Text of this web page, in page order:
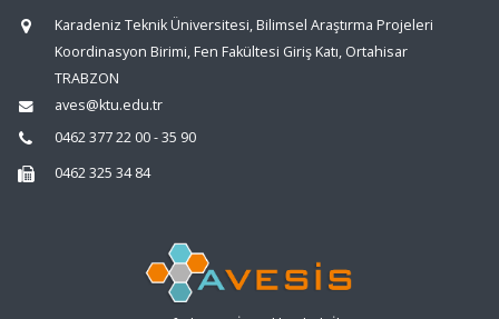
Karadeniz Teknik Üniversitesi, Bilimsel Araştırma Projeleri
Koordinasyon Birimi, Fen Fakültesi Giriş Katı, Ortahisar
TRABZON
aves@ktu.edu.tr
0462 377 22 00 - 35 90
0462 325 34 84